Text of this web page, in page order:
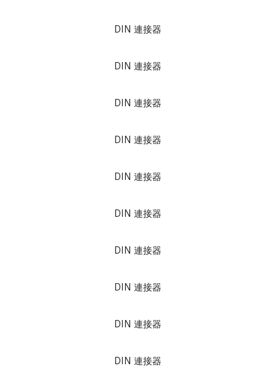
DIN 連接器
DIN 連接器
DIN 連接器
DIN 連接器
DIN 連接器
DIN 連接器
DIN 連接器
DIN 連接器
DIN 連接器
DIN 連接器